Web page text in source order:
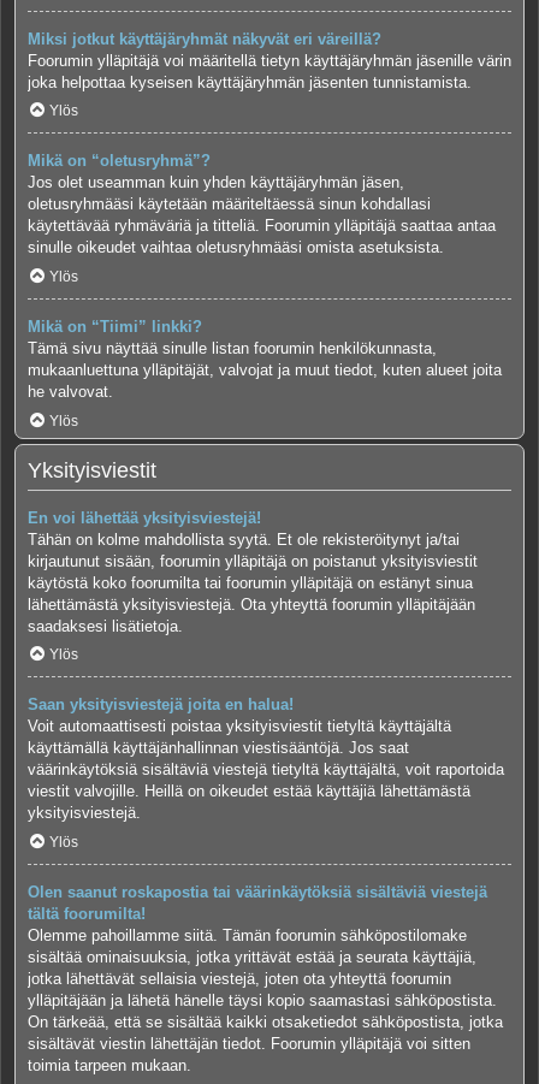
Miksi jotkut käyttäjäryhmät näkyvät eri väreillä?
Foorumin ylläpitäjä voi määritellä tietyn käyttäjäryhmän jäsenille värin
joka helpottaa kyseisen käyttäjäryhmän jäsenten tunnistamista.
Ylös
Mikä on “oletusryhmä”?
Jos olet useamman kuin yhden käyttäjäryhmän jäsen,
oletusryhmääsi käytetään määriteltäessä sinun kohdallasi
käytettävää ryhmäväriä ja titteliä. Foorumin ylläpitäjä saattaa antaa
sinulle oikeudet vaihtaa oletusryhmääsi omista asetuksista.
Ylös
Mikä on “Tiimi” linkki?
Tämä sivu näyttää sinulle listan foorumin henkilökunnasta,
mukaanluettuna ylläpitäjät, valvojat ja muut tiedot, kuten alueet joita
he valvovat.
Ylös
Yksityisviestit
En voi lähettää yksityisviestejä!
Tähän on kolme mahdollista syytä. Et ole rekisteröitynyt ja/tai
kirjautunut sisään, foorumin ylläpitäjä on poistanut yksityisviestit
käytöstä koko foorumilta tai foorumin ylläpitäjä on estänyt sinua
lähettämästä yksityisviestejä. Ota yhteyttä foorumin ylläpitäjään
saadaksesi lisätietoja.
Ylös
Saan yksityisviestejä joita en halua!
Voit automaattisesti poistaa yksityisviestit tietyltä käyttäjältä
käyttämällä käyttäjänhallinnan viestisääntöjä. Jos saat
väärinkäytöksiä sisältäviä viestejä tietyltä käyttäjältä, voit raportoida
viestit valvojille. Heillä on oikeudet estää käyttäjiä lähettämästä
yksityisviestejä.
Ylös
Olen saanut roskapostia tai väärinkäytöksiä sisältäviä viestejä
tältä foorumilta!
Olemme pahoillamme siitä. Tämän foorumin sähköpostilomake
sisältää ominaisuuksia, jotka yrittävät estää ja seurata käyttäjiä,
jotka lähettävät sellaisia viestejä, joten ota yhteyttä foorumin
ylläpitäjään ja lähetä hänelle täysi kopio saamastasi sähköpostista.
On tärkeää, että se sisältää kaikki otsaketiedot sähköpostista, jotka
sisältävät viestin lähettäjän tiedot. Foorumin ylläpitäjä voi sitten
toimia tarpeen mukaan.